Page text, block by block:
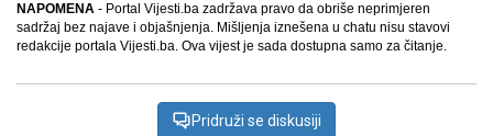
NAPOMENA - Portal Vijesti.ba zadržava pravo da obriše neprimjeren
sadržaj bez najave i objašnjenja. Mišljenja iznešena u chatu nisu stavovi
redakcije portala Vijesti.ba. Ova vijest je sada dostupna samo za čitanje.
Pridruži se diskusiji